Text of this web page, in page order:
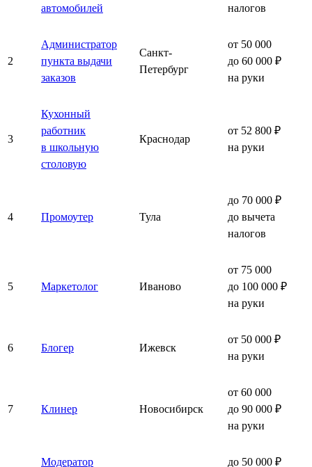
автомобилей
налогов
2
Администратор
пункта выдачи
заказов
Санкт-
Петербург
от 50 000
до 60 000 ₽
на руки
3
Кухонный
работник
в школьную
столовую
Краснодар
от 52 800 ₽
на руки
4 Промоутер Тула
до 70 000 ₽
до вычета
налогов
5 Маркетолог Иваново
от 75 000
до 100 000 ₽
на руки
6 Блогер Ижевск
от 50 000 ₽
на руки
7 Клинер Новосибирск
от 60 000
до 90 000 ₽
на руки
Модератор до 50 000 ₽